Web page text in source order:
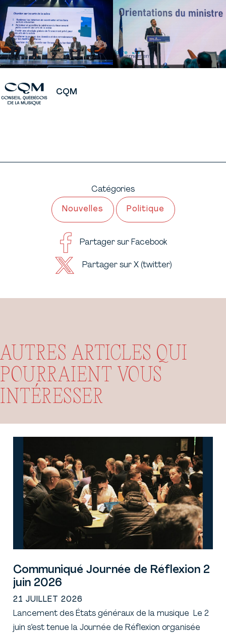
CQM
Catégories
Nouvelles Politique
Partager sur Facebook
Partager sur X (twitter)
AUTRES ARTICLES QUI
POURRAIENT VOUS
INTÉRESSER
Communiqué Journée de Réflexion 2
juin 2026
21 JUILLET 2026
Lancement des États généraux de la musique Le 2
juin s’est tenue la Journée de Réflexion organisée